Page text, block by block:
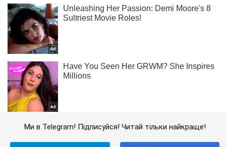
Ми в Telegram! Підписуйся! Читай тільки найкраще!